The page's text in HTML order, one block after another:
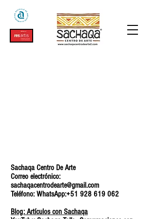
Sachaqa Centro De Arte
Correo electrónico:
sachaqacentrodearte@gmail.com
Teléfono: WhatsApp:+51 928 619 062
Blog: Artículos con Sachaqa